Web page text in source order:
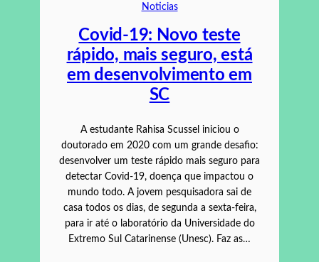
Noticias
Covid-19: Novo teste
rápido, mais seguro, está
em desenvolvimento em
SC
A estudante Rahisa Scussel iniciou o
doutorado em 2020 com um grande desafio:
desenvolver um teste rápido mais seguro para
detectar Covid-19, doença que impactou o
mundo todo. A jovem pesquisadora sai de
casa todos os dias, de segunda a sexta-feira,
para ir até o laboratório da Universidade do
Extremo Sul Catarinense (Unesc). Faz as…